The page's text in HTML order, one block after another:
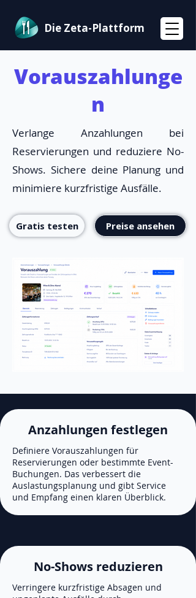
Die Zeta-Plattform
Vorauszahlunge
n
Verlange Anzahlungen bei
Reservierungen und reduziere No-
Shows. Sichere deine Planung und
minimiere kurzfristige Ausfälle.
Gratis testen Preise ansehen
Anzahlungen festlegen
Definiere Vorauszahlungen für
Reservierungen oder bestimmte Event-
Buchungen. Das verbessert die
Auslastungsplanung und gibt Service
und Empfang einen klaren Überblick.
No-Shows reduzieren
Verringere kurzfristige Absagen und